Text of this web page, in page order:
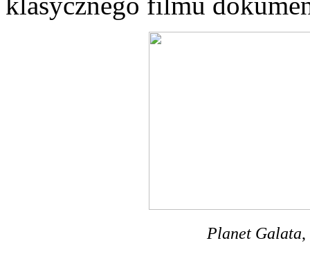
Planet Galata,